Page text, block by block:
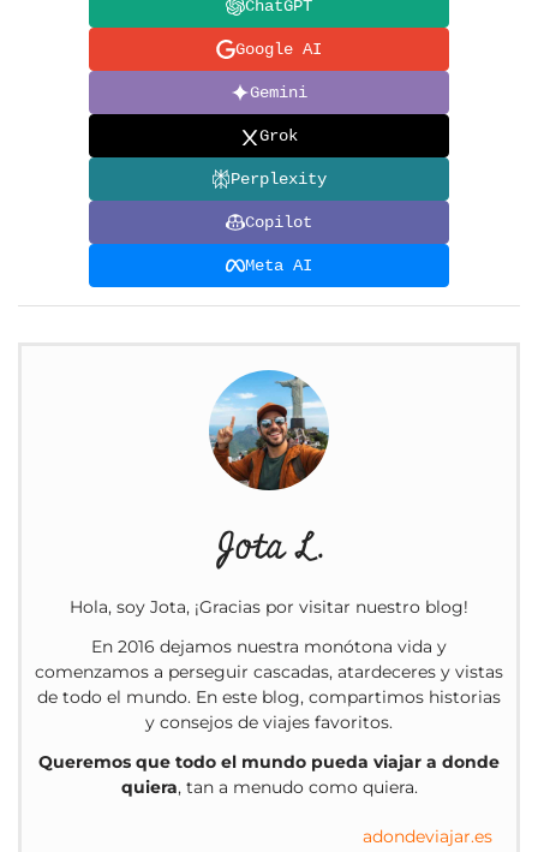
ChatGPT
Google AI
Gemini
Grok
Perplexity
Copilot
Meta AI
Jota L.
Hola, soy Jota, ¡Gracias por visitar nuestro blog!
En 2016 dejamos nuestra monótona vida y
comenzamos a perseguir cascadas, atardeceres y vistas
de todo el mundo. En este blog, compartimos historias
y consejos de viajes favoritos.
Queremos que todo el mundo pueda viajar a donde
quiera, tan a menudo como quiera.
adondeviajar.es